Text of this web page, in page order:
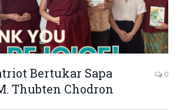
Bertukar Sapa
Thubten Chodron
0